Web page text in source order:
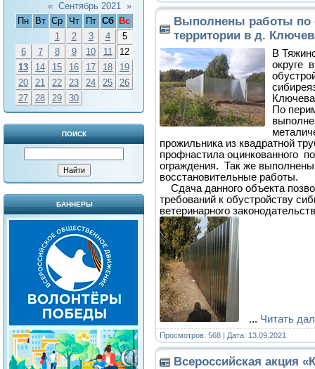
« Сентябрь 2021 »
Пн
Вт Ср Чт Пт Сб
Вс
1
2 3 4
5
6
7 8 9 10 11
12
13
14 15 16 17 18
19
20
21 22 23 24 25
26
27
28 29 30
ПОИСК
БАННЕРЫ
Выполнены работы по
территории в д.
В
округе
По
прожильника из квадратной
профнастила оцинкованного
ограждения. Так же
восстановительные работы.
Сдача данного объекта
требований к обустройству
ветеринарного
... Читать
Просмотров: 568 | Дата: 13.09.2021
Всероссийская акция